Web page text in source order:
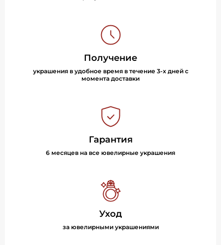
Получение
украшения в удобное время в течение 3-х дней с
момента доставки
Гарантия
6 месяцев на все ювелирные украшения
Уход
за ювелирными украшениями